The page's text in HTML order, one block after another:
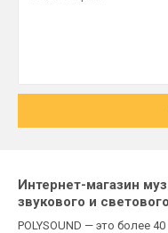
Интернет-магазин
звукового и
POLYSOUND — это более